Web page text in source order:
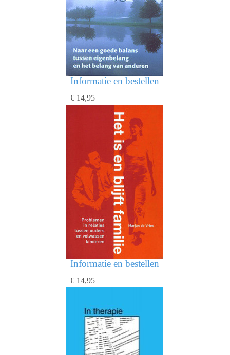
Informatie en bestellen
€ 14,95
Informatie en bestellen
€ 14,95